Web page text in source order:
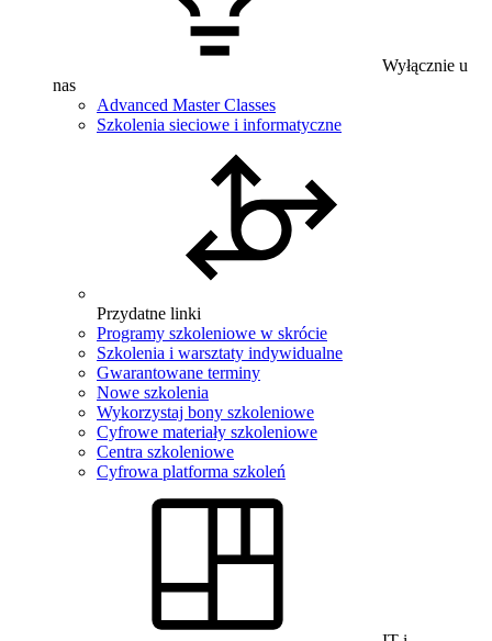
Wyłącznie u
nas
Advanced Master Classes
Szkolenia sieciowe i informatyczne
Przydatne linki
Programy szkoleniowe w skrócie
Szkolenia i warsztaty indywidualne
Gwarantowane terminy
Nowe szkolenia
Wykorzystaj bony szkoleniowe
Cyfrowe materiały szkoleniowe
Centra szkoleniowe
Cyfrowa platforma szkoleń